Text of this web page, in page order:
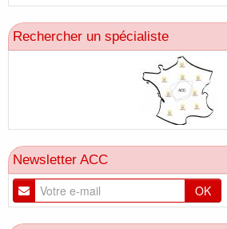
Rechercher un spécialiste
Newsletter ACC
OK